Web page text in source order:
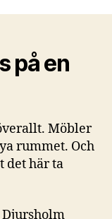
på en
Möbler
rummet. Och
det här ta
Djursholm